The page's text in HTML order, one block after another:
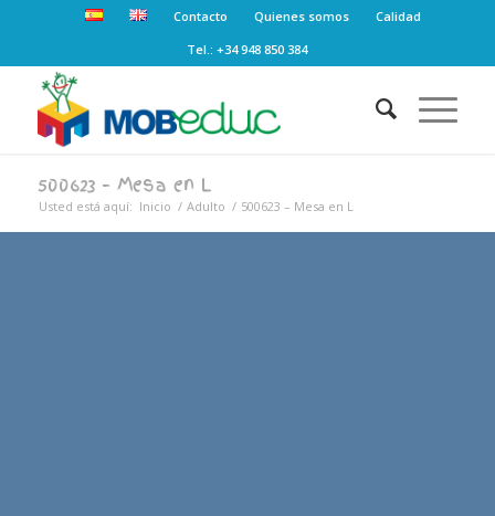
Contacto Quienes somos
Calidad
Tel.: +34 948 850 384
500623 – Mesa en L
Usted está aquí: Inicio / Adulto / 500623 – Mesa en L